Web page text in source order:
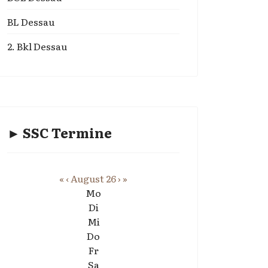
BL Dessau
2. Bkl Dessau
► SSC Termine
« ‹August 26› »
Mo
Di
Mi
Do
Fr
Sa